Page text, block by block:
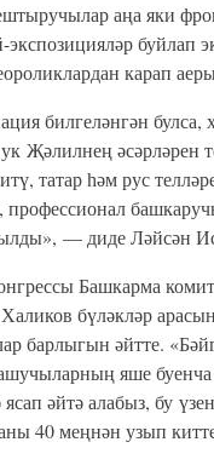
аңа яки
буйлап
карап
билгеләнгән булса,
Җәлилнең әсәрләрен
татар һәм рус
профессионал
— диде Ләйсән
Башкарма
бүләкләр
барлыгын әйтте.
яше буенча
әйтә алабыз, бу
40 меңнән узып